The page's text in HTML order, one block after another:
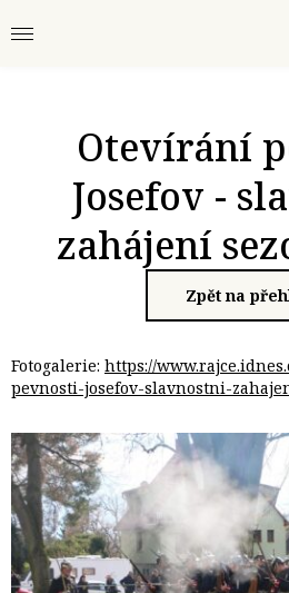
Zpět na
Otevírání
Josefov -
zahájení
Fotogalerie: https://
pevnosti-josefov-slavnostni-